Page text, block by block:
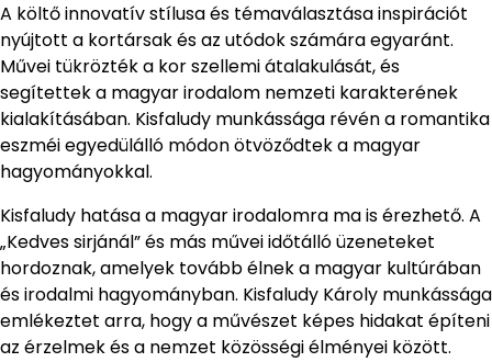
A költő innovatív stílusa és témaválasztása inspirációt
nyújtott a kortársak és az utódok számára egyaránt.
Művei tükrözték a kor szellemi átalakulását, és
segítettek a magyar irodalom nemzeti karakterének
kialakításában. Kisfaludy munkássága révén a romantika
eszméi egyedülálló módon ötvöződtek a magyar
hagyományokkal.
Kisfaludy hatása a magyar irodalomra ma is érezhető. A
„Kedves sirjánál” és más művei időtálló üzeneteket
hordoznak, amelyek tovább élnek a magyar kultúrában
és irodalmi hagyományban. Kisfaludy Károly munkássága
emlékeztet arra, hogy a művészet képes hidakat építeni
az érzelmek és a nemzet közösségi élményei között.